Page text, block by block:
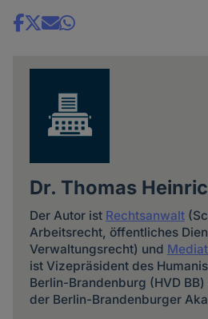
Share
Dr. Thomas
Der Autor ist Rechtsanwalt
Arbeitsrecht, öffentliches
Verwaltungsrecht) und
ist Vizepräsident des
Berlin-Brandenburg (HVD
der Berlin-Brandenburger